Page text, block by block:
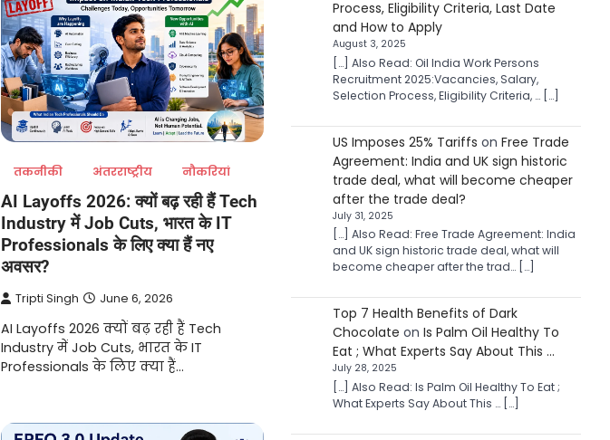
तकनीकी अंतरराष्ट्रीय नौकरियां
AI Layoffs 2026: क्यों बढ़ रही हैं Tech
Industry में Job Cuts, भारत के IT
Professionals के लिए क्या हैं नए
अवसर?
Tripti Singh June 6, 2026
AI Layoffs 2026 क्यों बढ़ रही हैं Tech
Industry में Job Cuts, भारत के IT
Professionals के लिए क्या हैं…
Process, Eligibility Criteria, Last Date
and How to Apply
August 3, 2025
[…] Also Read: Oil India Work Persons
Recruitment 2025:Vacancies, Salary,
Selection Process, Eligibility Criteria, … […]
US Imposes 25% Tariffs on Free Trade
Agreement: India and UK sign historic
trade deal, what will become cheaper
after the trade deal?
July 31, 2025
[…] Also Read: Free Trade Agreement: India
and UK sign historic trade deal, what will
become cheaper after the trad… […]
Top 7 Health Benefits of Dark
Chocolate on Is Palm Oil Healthy To
Eat ; What Experts Say About This …
July 28, 2025
[…] Also Read: Is Palm Oil Healthy To Eat ;
What Experts Say About This … […]